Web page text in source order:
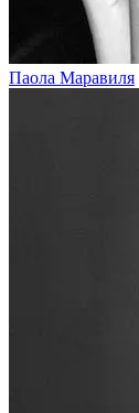
Паола Маравиля